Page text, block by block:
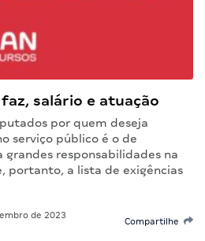
salário e atuação
por quem deseja
serviço público é o de
grandes responsabilidades na
portanto, a lista de exigências
de 2023
Compartilhe